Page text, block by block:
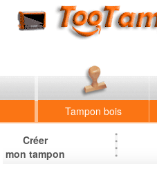
Tampon bois
Créer
mon tampon